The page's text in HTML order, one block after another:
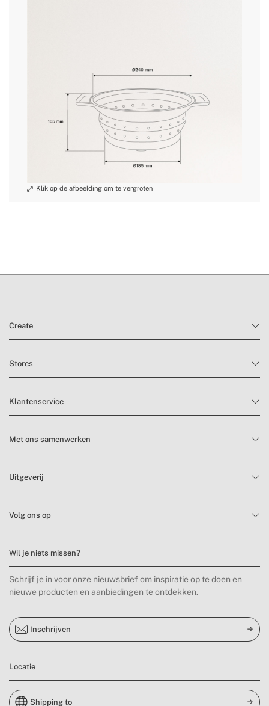
Create
Stores
Klantenservice
Met ons samenwerken
Uitgeverij
Volg ons op
Wil je niets missen?
Schrijf je in voor onze nieuwsbrief om inspiratie op te doen en
nieuwe producten en aanbiedingen te ontdekken.
Inschrijven
Locatie
Shipping to